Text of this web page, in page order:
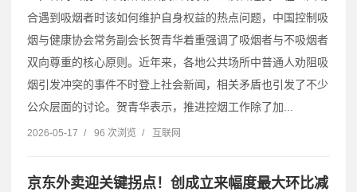
合遇到吸烟者时该如何维护自身权益的热点问题，中国控制吸
烟与健康协会常务副会长贺青华着重强调了吸烟者与不吸烟者
双向尊重的核心原则。近年来，各地公共场所中普通人劝阻吸
烟引发冲突的事件不时登上社会新闻，相关矛盾也引发了不少
公众层面的讨论。贺青华表示，推进控烟工作除了加...
2026-05-17 / 96 次浏览 / 互联网
京东外卖迎关键拐点！创成立来幅度最大环比减